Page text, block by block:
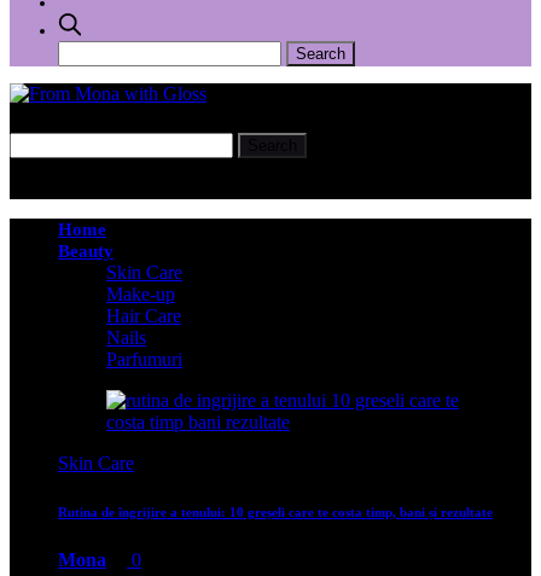
Home
Beauty
Skin Care
Make-up
Hair Care
Nails
Parfumuri
Skin Care
Rutina de îngrijire a tenului: 10 greșeli care te costa timp, bani și rezultate
Mona 0